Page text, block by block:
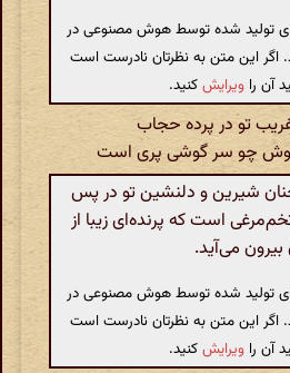
تولید شده توسط هوش مصنوعی در
اگر این متن به نظرتان نادرست است
آن را ویرایشکنید.
تو در پرده حجاب
چو سر گوشی پری است
شیرین و دلنشین تو در پس
است که پرنده‌ای زیبا از
بیرون می‌آید.
تولید شده توسط هوش مصنوعی در
اگر این متن به نظرتان نادرست است
آن را ویرایشکنید.